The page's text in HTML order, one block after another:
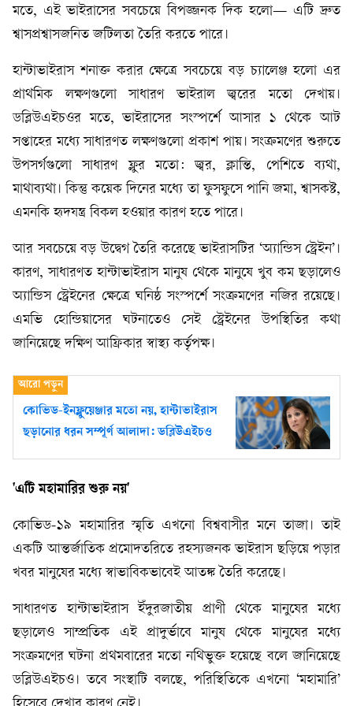
মতে, এই ভাইরাসের সবচেয়ে বিপজ্জনক দিক হলো— এটি দ্রুত
শ্বাসপ্রশ্বাসজনিত জটিলতা তৈরি করতে পারে।
হান্টাভাইরাস শনাক্ত করার ক্ষেত্রে সবচেয়ে বড় চ্যালেঞ্জ হলো এর
প্রাথমিক লক্ষণগুলো সাধারণ ভাইরাল জ্বরের মতো দেখায়।
ডব্লিউএইচওর মতে, ভাইরাসের সংস্পর্শে আসার ১ থেকে আট
সপ্তাহের মধ্যে সাধারণত লক্ষণগুলো প্রকাশ পায়। সংক্রমণের শুরুতে
উপসর্গগুলো সাধারণ ফ্লুর মতো: জ্বর, ক্লান্তি, পেশিতে ব্যথা,
মাথাব্যথা। কিন্তু কয়েক দিনের মধ্যে তা ফুসফুসে পানি জমা, শ্বাসকষ্ট,
এমনকি হৃদযন্ত্র বিকল হওয়ার কারণ হতে পারে।
আর সবচেয়ে বড় উদ্বেগ তৈরি করেছে ভাইরাসটির ‘অ্যান্ডিস স্ট্রেইন’।
কারণ, সাধারণত হান্টাভাইরাস মানুষ থেকে মানুষে খুব কম ছড়ালেও
অ্যান্ডিস স্ট্রেইনের ক্ষেত্রে ঘনিষ্ঠ সংস্পর্শে সংক্রমণের নজির রয়েছে।
এমভি হোন্ডিয়াসের ঘটনাতেও সেই স্ট্রেইনের উপস্থিতির কথা
জানিয়েছে দক্ষিণ আফ্রিকার স্বাস্থ্য কর্তৃপক্ষ।
কোভিড-ইনফ্লুয়েঞ্জার মতো নয়, হান্টাভাইরাস
ছড়ানোর ধরন সম্পূর্ণ আলাদা: ডব্লিউএইচও
'এটি মহামারির শুরু নয়'
কোভিড-১৯ মহামারির স্মৃতি এখনো বিশ্ববাসীর মনে তাজা। তাই
একটি আন্তর্জাতিক প্রমোদতরিতে রহস্যজনক ভাইরাস ছড়িয়ে পড়ার
খবর মানুষের মধ্যে স্বাভাবিকভাবেই আতঙ্ক তৈরি করেছে।
সাধারণত হান্টাভাইরাস ইঁদুরজাতীয় প্রাণী থেকে মানুষের মধ্যে
ছড়ালেও সাম্প্রতিক এই প্রাদুর্ভাবে মানুষ থেকে মানুষের মধ্যে
সংক্রমণের ঘটনা প্রথমবারের মতো নথিভুক্ত হয়েছে বলে জানিয়েছে
ডব্লিউএইচও। তবে সংস্থাটি বলছে, পরিস্থিতিকে এখনো ‘মহামারি’